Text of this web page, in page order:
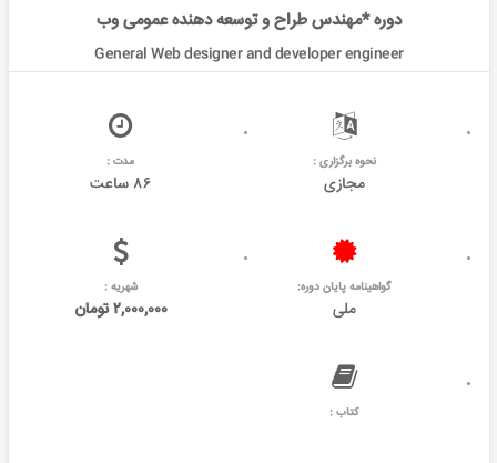
دوره *مهندس طراح و توسعه دهنده عمومی وب
General Web designer and developer engineer
نحوه برگزاری :
مجازی
مدت :
۸۶ ساعت
گواهینامه پایان دوره:
ملی
شهریه :
۲,۰۰۰,۰۰۰ تومان
کتاب :